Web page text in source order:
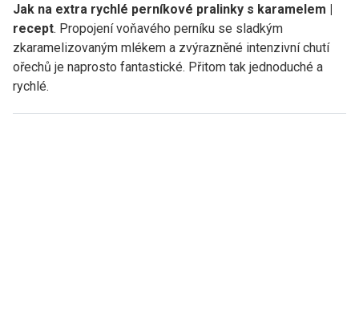
Jak na extra rychlé perníkové pralinky s karamelem |
recept. Propojení voňavého perníku se sladkým
zkaramelizovaným mlékem a zvýrazněné intenzivní chutí
ořechů je naprosto fantastické. Přitom tak jednoduché a
rychlé.